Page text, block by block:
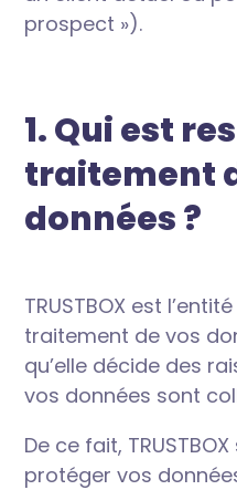
prospect »).
1. Qui est
traitement
données ?
TRUSTBOX est
traitement de vos
qu’elle décide des
vos données sont
De ce fait,
protéger vos